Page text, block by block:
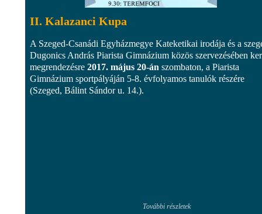
II. Kalazanci Kupa
A Szeged-Csanádi Egyházmegye Kateketikai irodája és a
Dugonics András Piarista Gimnázium közös szervezésében
megrendezésre 2017. május 20-án szombaton, a Piarista
Gimnázium sportpályáján 5-8. évfolyamos tanulók részére
(Szeged, Bálint Sándor u. 14.).
További részletek